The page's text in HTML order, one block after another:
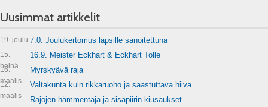
Uusimmat artikkelit
19. joulu 7.0. Joulukertomus lapsille sanoitettuna
15.
heinä
16.9. Meister Eckhart & Eckhart Tolle
16.
maalis
Myrskyävä raja
12.
maalis
Valtakunta kuin rikkaruoho ja saastuttava hiiva
Rajojen hämmentäjä ja sisäpiirin kiusaukset.